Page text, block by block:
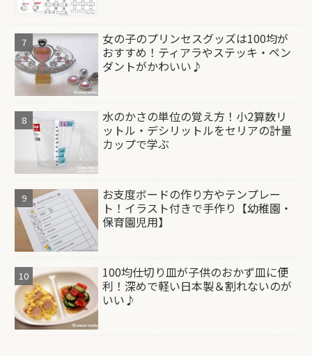
女の子のプリンセスグッズは100均が
おすすめ！ティアラやステッキ・ペン
ダントがかわいい♪
水のかさの単位の覚え方！小2算数リ
ットル・デシリットルをセリアの計量
カップで学ぶ
お支度ボードの作り方やテンプレー
ト！イラスト付きで手作り【幼稚園・
保育園児用】
100均仕切り皿が子供のおかず皿に便
利！深めで軽い日本製＆割れないのが
いい♪